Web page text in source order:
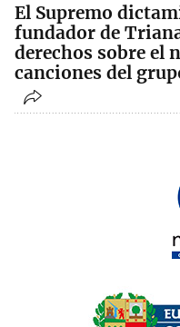
El Supremo
fundador de
derechos sobre el
canciones del